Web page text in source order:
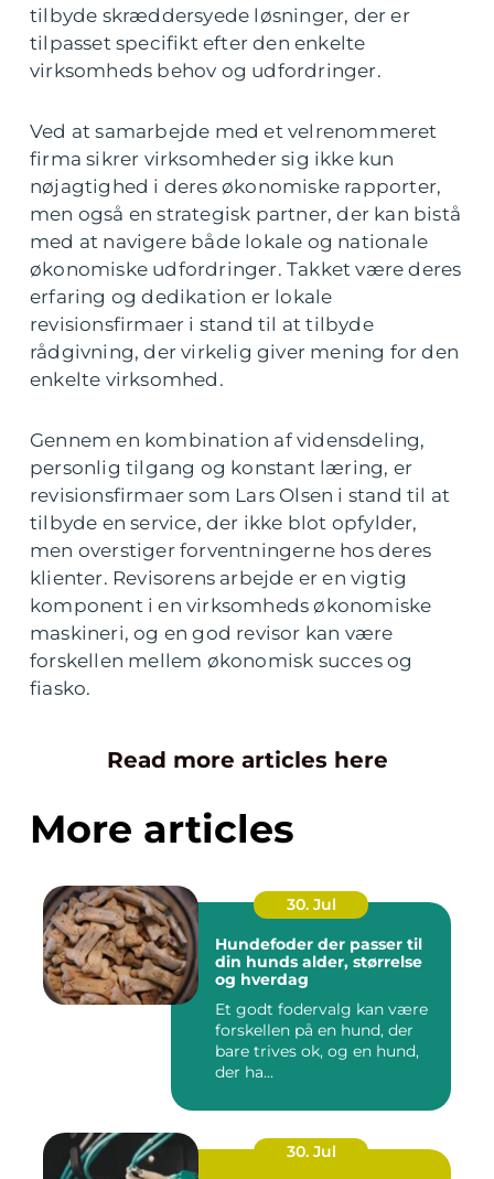
tilbyde skræddersyede løsninger, der er
tilpasset specifikt efter den enkelte
virksomheds behov og udfordringer.
Ved at samarbejde med et velrenommeret
firma sikrer virksomheder sig ikke kun
nøjagtighed i deres økonomiske rapporter,
men også en strategisk partner, der kan bistå
med at navigere både lokale og nationale
økonomiske udfordringer. Takket være deres
erfaring og dedikation er lokale
revisionsfirmaer i stand til at tilbyde
rådgivning, der virkelig giver mening for den
enkelte virksomhed.
Gennem en kombination af vidensdeling,
personlig tilgang og konstant læring, er
revisionsfirmaer som Lars Olsen i stand til at
tilbyde en service, der ikke blot opfylder,
men overstiger forventningerne hos deres
klienter. Revisorens arbejde er en vigtig
komponent i en virksomheds økonomiske
maskineri, og en god revisor kan være
forskellen mellem økonomisk succes og
fiasko.
Read more articles here
More articles
30. Jul
Hundefoder der passer til
din hunds alder, størrelse
og hverdag
Et godt fodervalg kan være
forskellen på en hund, der
bare trives ok, og en hund,
der ha...
30. Jul